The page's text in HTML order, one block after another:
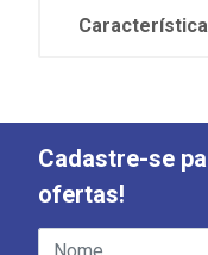
Cadastre-se
ofertas!